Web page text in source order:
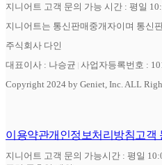
지니어트 고객 문의 가능 시간 : 평일
지니어트는 통신판매중개자이며 통신
주식회사 다인
대표이사 : 나승균 사업자등록번호 :
Copyright 2024 by Geniet, Inc. ALL
이용약관개인정보처리방침고객
지니어트 고객 문의 가능시간 : 평일